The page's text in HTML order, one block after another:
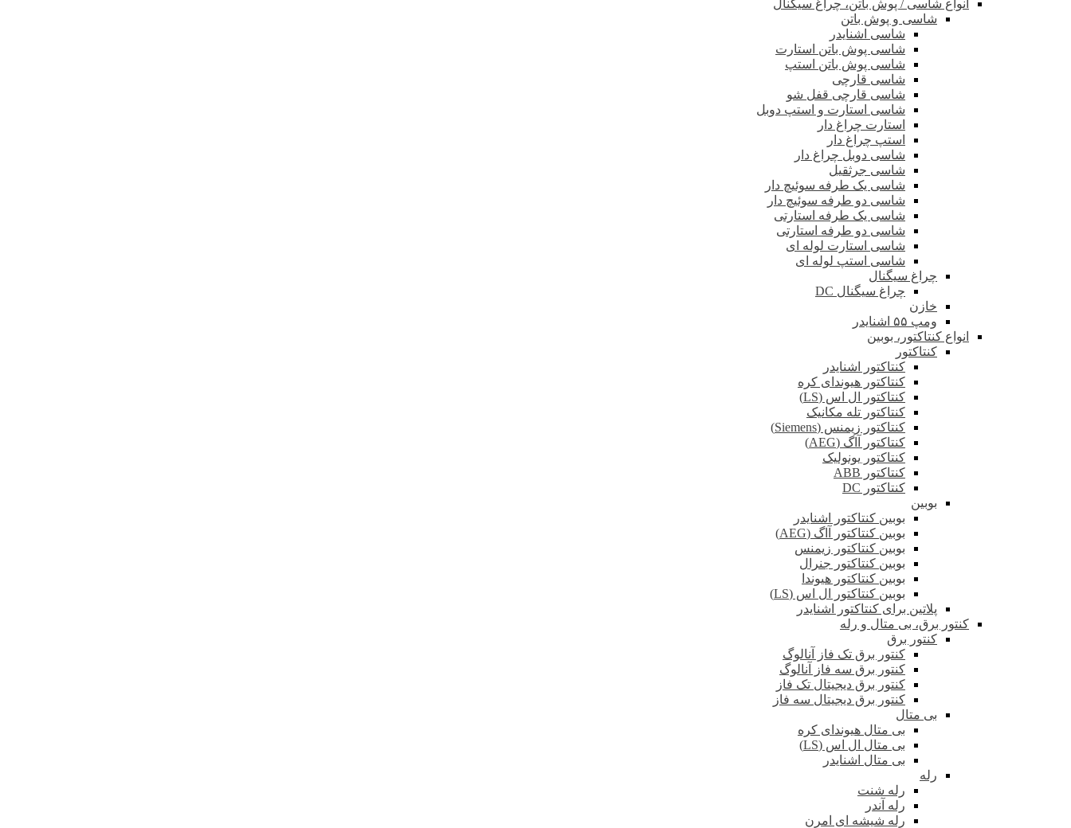
انواع شاسی / پوش باتن، چراغ سیگنال
شاسی و پوش باتن
شاسی اشنایدر
شاسی پوش باتن استارت
شاسی پوش باتن استپ
شاسی قارچی
شاسی قارچی قفل شو
شاسی استارت و استپ دوبل
استارت چراغ دار
استپ چراغ دار
شاسی دوبل چراغ دار
شاسی جرثقیل
شاسی یک طرفه سوئیچ دار
شاسی دو طرفه سوئیچ دار
شاسی یک طرفه استارتی
شاسی دو طرفه استارتی
شاسی استارت لوله ای
شاسی استپ لوله ای
چراغ سیگنال
چراغ سیگنال DC
خازن
ومپ ۵۵ اشنایدر
انواع کنتاکتور، بوبین
کنتاکتور
کنتاکتور اشنایدر
کنتاکتور هیوندای کره
کنتاکتور ال اس (LS)
کنتاکتور تله مکانیک
کنتاکتور زیمنس (Siemens)
کنتاکتور آاگ (AEG)
کنتاکتور یونولیک
کنتاکتور ABB
کنتاکتور DC
بوبین
بوبین کنتاکتور اشنایدر
بوبین کنتاکتور آاگ (AEG)
بوبین کنتاکتور زیمنس
بوبین کنتاکتور جنرال
بوبین کنتاکتور هیوندا
بوبین کنتاکتور ال اس (LS)
پلاتین برای کنتاکتور اشنایدر
کنتور برق، بی متال و رله
کنتور برق
کنتور برق تک فاز آنالوگ
کنتور برق سه فاز آنالوگ
کنتور برق دیجیتال تک فاز
کنتور برق دیجیتال سه فاز
بی متال
بی متال هیوندای کره
بی متال ال اس (LS)
بی متال اشنایدر
رله
رله شنت
رله آندر
رله شیشه ای امرن